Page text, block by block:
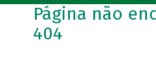
Página não
404